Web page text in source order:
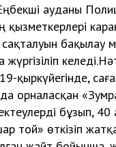
ауданы
қызметкерлері
бақылау
жүргізіліп
қыркүйегінде,
орналасқан
бұзып,
той» өткізіп